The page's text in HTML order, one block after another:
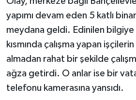
yapımı devam eden 5 katlı
meydana geldi. Edinilen bilgiye
kısmında çalışma yapan
almadan rahat bir şekilde
ağza getirdi. O anlar ise bir
telefonu kamerasına yansıdı.